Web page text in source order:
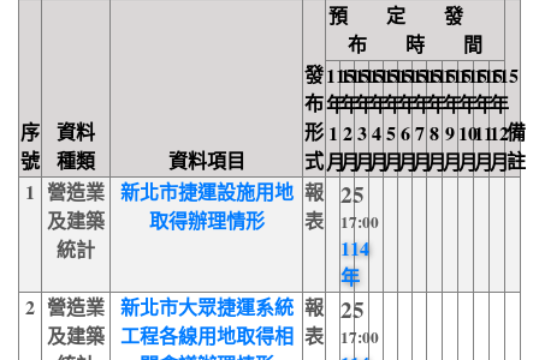
序
號
資料
種類
資料項目
發
布
形
式
預 定 發
布 時 間
備
註
115
年
1
月
115
年
2
月
115
年
3
月
115
年
4
月
115
年
5
月
115
年
6
月
115
年
7
月
115
年
8
月
115
年
9
月
115
年
10
月
115
年
11
月
115
年
12
月
1 營造業
及建築
統計
新北市捷運設施用地
取得辦理情形
報
表
25
17:00
114
年
2 營造業
及建築
新北市大眾捷運系統
工程各線用地取得相
報
表
25
17:00